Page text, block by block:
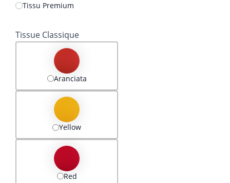
Tissu Premium
Tissue Classique
Aranciata
Yellow
Red